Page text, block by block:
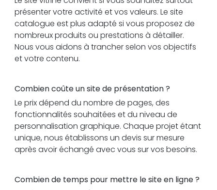
présenter votre activité et vos valeurs. Le site
catalogue est plus adapté si vous proposez de
nombreux produits ou prestations à détailler.
Nous vous aidons à trancher selon vos objectifs
et votre contenu.
Combien coûte un site de présentation ?
Le prix dépend du nombre de pages, des
fonctionnalités souhaitées et du niveau de
personnalisation graphique. Chaque projet étant
unique, nous établissons un devis sur mesure
après avoir échangé avec vous sur vos besoins.
Combien de temps pour mettre le site en ligne ?